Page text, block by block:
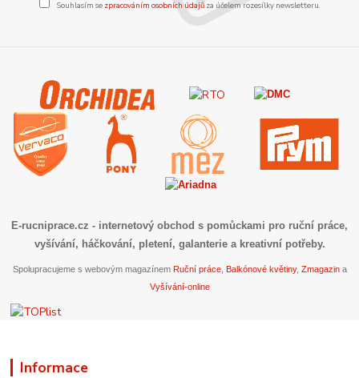
Souhlasím se zpracováním osobních údajůza účelem rozesílky newsletteru.
E-rucniprace.cz - internetový obchod s pomůckami pro ruční práce,
vyšívání, háčkování, pletení, galanterie a kreativní potřeby.
Spolupracujeme s webovým magazínem Ruční práce, Balkónové květiny, Zmagazina
Vyšívání-online
Informace